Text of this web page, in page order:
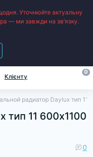
Уточнюйте актуальну
— ми завжди на зв’язку.
Клієнту
0
радиатор Daylux тип
тип 11 600х1100
0